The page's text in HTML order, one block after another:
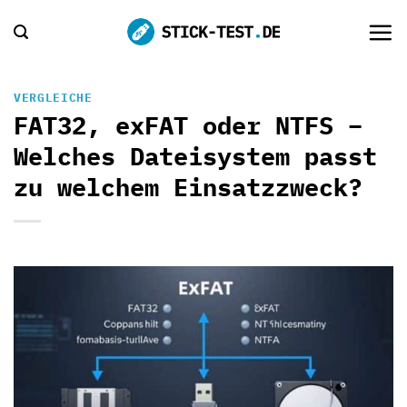
Inhalt
VERGLEICHE
FAT32, exFAT oder NTFS –
Welches Dateisystem passt
zu welchem Einsatzzweck?